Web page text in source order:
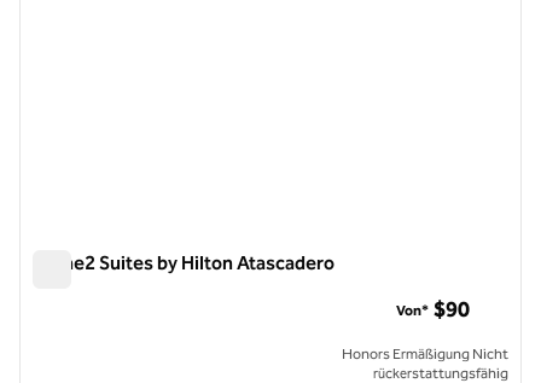
Home2 Suites by Hilton Atascadero
Von* $90
Honors Ermäßigung Nicht
rückerstattungsfähig